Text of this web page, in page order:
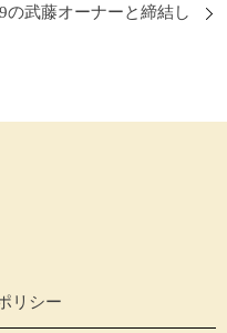
武藤オーナーと締結し
リシー